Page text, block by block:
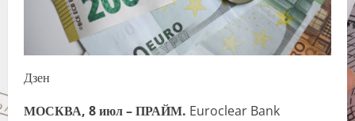
Дзен
МОСКВА, 8 июл – ПРАЙМ. Euroclear Bank